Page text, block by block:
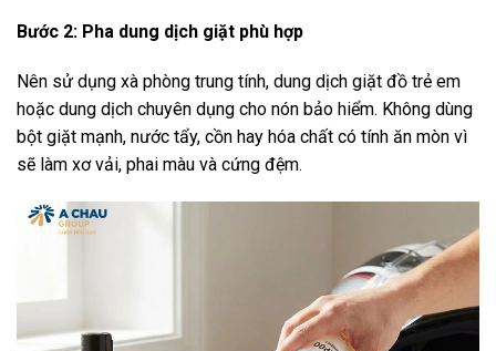
Bước 2: Pha dung dịch giặt phù hợp
Nên sử dụng xà phòng trung tính, dung dịch giặt đồ trẻ em
hoặc dung dịch chuyên dụng cho nón bảo hiểm. Không dùng
bột giặt mạnh, nước tẩy, cồn hay hóa chất có tính ăn mòn vì
sẽ làm xơ vải, phai màu và cứng đệm.